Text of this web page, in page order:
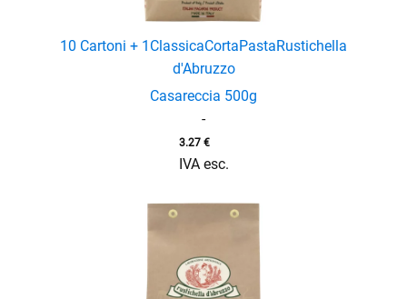
10 Cartoni + 1 ClassicaCortaPastaRustichella
d'Abruzzo
Casareccia 500g
-
3.27 €
IVA esc.